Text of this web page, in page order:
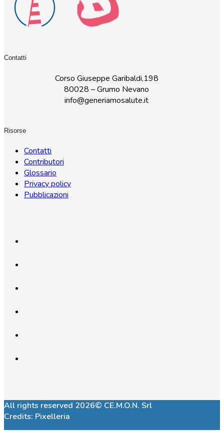
Contatti
Corso Giuseppe Garibaldi,198
80028 – Grumo Nevano
info@generiamosalute.it
Risorse
Contatti
Contributori
Glossario
Privacy policy
Pubblicazioni
All rights reserved 2026© CE.M.O.N. Srl
Credits: Pixelleria